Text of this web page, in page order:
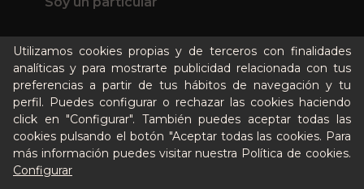
Utilizamos cookies propias y de terceros con finalidades
analíticas y para mostrarte publicidad relacionada con tus
preferencias a partir de tus hábitos de navegación y tu
perfil. Puedes configurar o rechazar las cookies haciendo
click en "Configurar". También puedes aceptar todas las
cookies pulsando el botón "Aceptar todas las cookies. Para
más información puedes visitar nuestra Política de cookies.
Configurar
Quién es Peter
Recursos / Blog
Cultura
Llámanos al 644 52 51 02
Escríbenos al Whatsapp
Escríbenos al correo
De lunes a viernes de 8:30 a 14:00